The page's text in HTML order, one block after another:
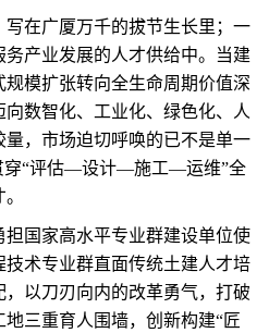
在广厦万千的拔节生长里；一
产业发展的人才供给中。当建
模扩张转向全生命周期价值深
数智化、工业化、绿色化、人
，市场迫切呼唤的已不是单一
穿“评估—设计—施工—运维”全
国家高水平专业群建设单位使
术专业群直面传统土建人才培
以刀刃向内的改革勇气，打破
三重育人围墙，创新构建“匠